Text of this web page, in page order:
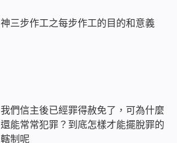
神三步作工之每步作工的目的和意義
我們信主後已經罪得赦免了，可為什麼
還能常常犯罪？到底怎樣才能擺脫罪的
轄制呢